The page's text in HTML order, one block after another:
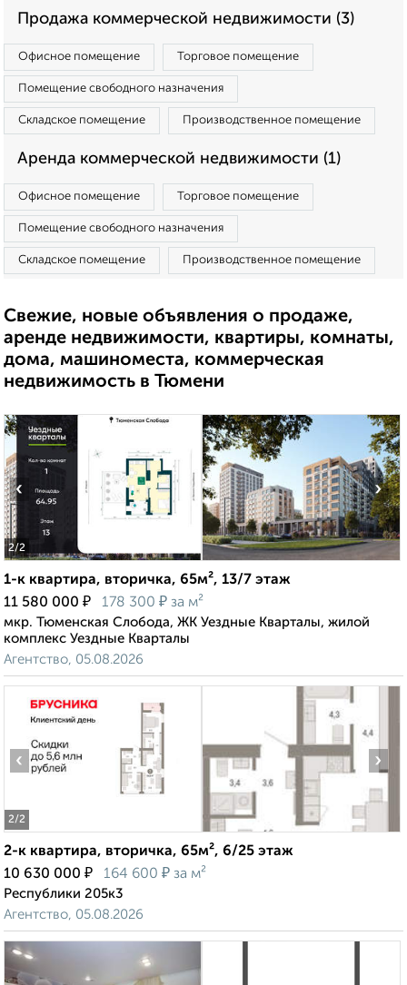
Продажа коммерческой недвижимости (3)
Офисное помещение Торговое помещение
Помещение свободного назначения
Складское помещение Производственное помещение
Аренда коммерческой недвижимости (1)
Офисное помещение Торговое помещение
Помещение свободного назначения
Складское помещение Производственное помещение
Свежие, новые объявления о продаже,
аренде недвижимости, квартиры, комнаты,
дома, машиноместа, коммерческая
недвижимость в Тюмени
2/2
‹ ›
1-к квартира, вторичка, 65м², 13/7 этаж
11 580 000 ₽ 178 300 ₽ за м²
мкр. Тюменская Слобода, ЖК Уездные Кварталы, жилой
комплекс Уездные Кварталы
Агентство, 05.08.2026
2/2
‹ ›
2-к квартира, вторичка, 65м², 6/25 этаж
10 630 000 ₽ 164 600 ₽ за м²
Республики 205к3
Агентство, 05.08.2026